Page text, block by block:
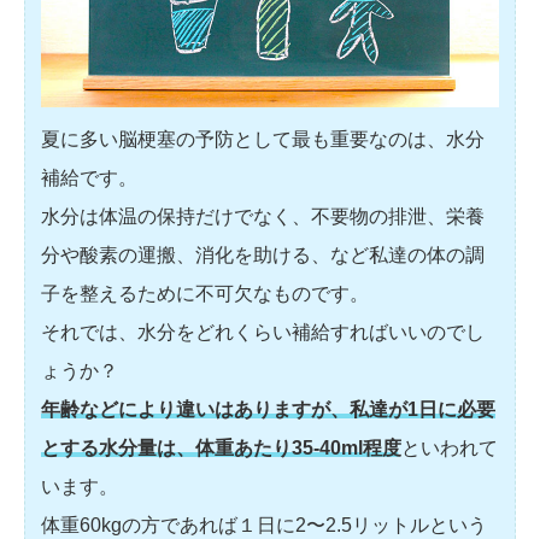
夏に多い脳梗塞の予防として最も重要なのは、水分
補給です。
水分は体温の保持だけでなく、不要物の排泄、栄養
分や酸素の運搬、消化を助ける、など私達の体の調
子を整えるために不可欠なものです。
それでは、水分をどれくらい補給すればいいのでし
ょうか？
年齢などにより違いはありますが、私達が1日に必要
とする水分量は、体重あたり35-40ml程度といわれて
います。
体重60kgの方であれば１日に2〜2.5リットルという